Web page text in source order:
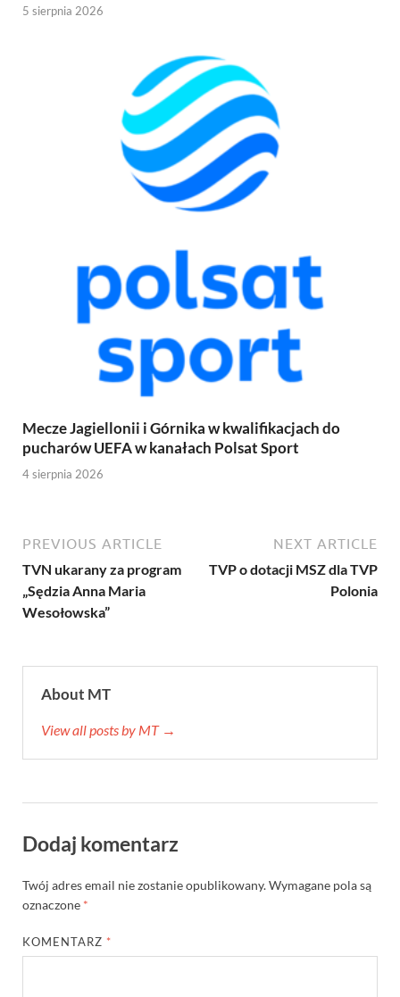
5 sierpnia 2026
Mecze Jagiellonii i Górnika w kwalifikacjach do
pucharów UEFA w kanałach Polsat Sport
4 sierpnia 2026
PREVIOUS ARTICLE
TVN ukarany za program
„Sędzia Anna Maria
Wesołowska”
NEXT ARTICLE
TVP o dotacji MSZ dla TVP
Polonia
About MT
View all posts by MT →
Dodaj komentarz
Twój adres email nie zostanie opublikowany.Wymagane pola są
oznaczone *
KOMENTARZ *